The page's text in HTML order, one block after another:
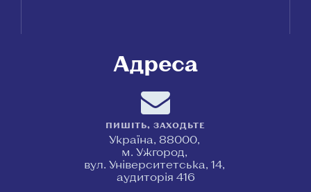
Адреса
ПИШІТЬ, ЗАХОДЬТЕ
Україна, 88000,
м. Ужгород,
вул. Університетська, 14,
аудиторія 416